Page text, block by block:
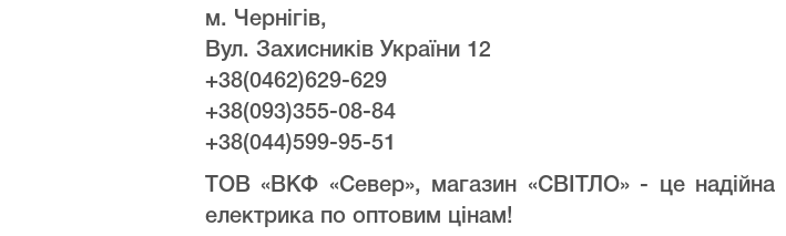
м. Чернігів,
Вул. Захисників України 12
+38(0462)629-629
+38(093)355-08-84
+38(044)599-95-51
ТОВ «ВКФ «Север», магазин «СВІТЛО» - це надійна
електрика по оптовим цінам!